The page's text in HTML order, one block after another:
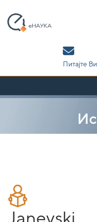
navigation
Питајте Ви
Janevski,